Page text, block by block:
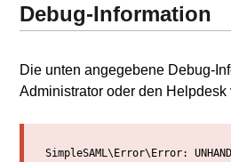
Debug-Information
Die unten angegebene Debug-
Administrator oder den Helpdesk
SimpleSAML\Error\Error: